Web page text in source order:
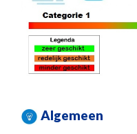
Algemeen